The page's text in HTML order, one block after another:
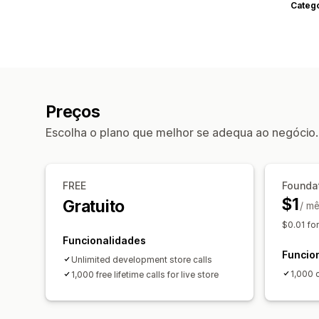
Preços
Escolha o plano que melhor se adequa ao negócio.
FREE
Gratuito
Funcionalidades
Unlimited development store calls
1,000 free lifetime calls for live store
$1/
$0.01
1,000